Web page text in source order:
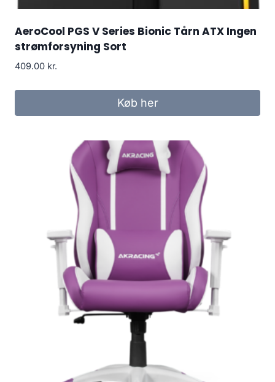
AeroCool PGS V Series Bionic Tårn ATX Ingen
strømforsyning Sort
409.00 kr.
Køb her